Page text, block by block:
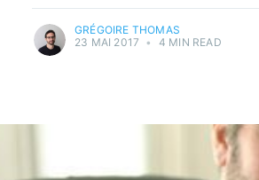
GRÉGOIRE THOMAS
23 MAI 2017 • 4 MIN READ